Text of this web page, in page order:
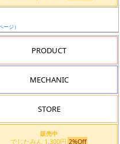
ージ）
PRODUCT
MECHANIC
STORE
販売中
でじたみん 1,300円 2%Off